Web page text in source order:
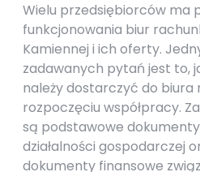
Wielu przedsiębiorców ma
funkcjonowania biur
Kamiennej i ich oferty.
zadawanych pytań jest to,
należy dostarczyć do
rozpoczęciu współpracy.
są podstawowe
działalności gospodarczej
dokumenty finansowe